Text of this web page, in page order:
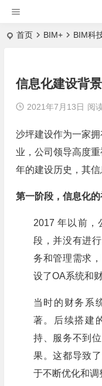
首页 BIM+ BIM科
信息化建设背
2021年7月13日 阅
沙坪建设作为一家
业，公司领导高度
年的建设历史，其
第一阶段，信息化
2017 年以前，
段，并没有进
务和管理需求
设了OA系统和
当时的财务系
著。后续搭建
持、服务不到
果。这都导致
于不断优化和调